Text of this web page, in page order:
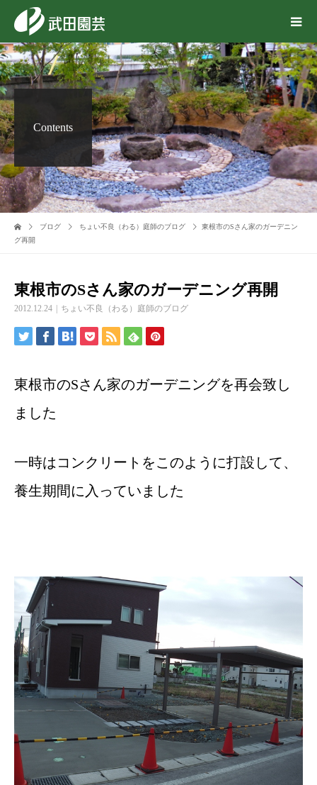
Contents
ブログ ちょい不良（わる）庭師のブログ
東根市のSさん家のガーデニン
グ再開
東根市のSさん家のガーデニング再開
2012.12.24 ちょい不良（わる）庭師のブログ
東根市のSさん家のガーデニングを再会致し
ました
一時はコンクリートをこのように打設して、
養生期間に入っていました